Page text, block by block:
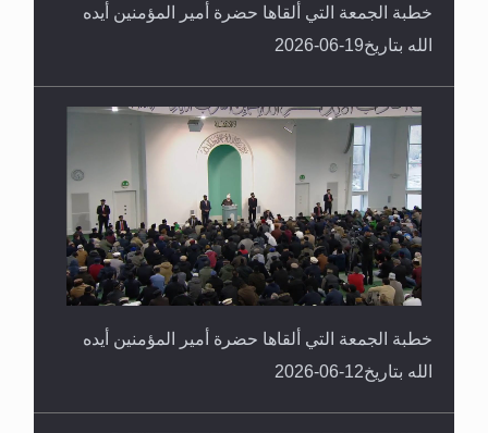
خطبة الجمعة التي ألقاها حضرة أمير المؤمنين أيده
الله بتاريخ19-06-2026
خطبة الجمعة التي ألقاها حضرة أمير المؤمنين أيده
الله بتاريخ12-06-2026